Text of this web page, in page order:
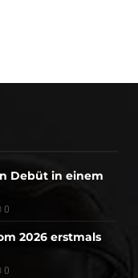
Debüt in einem
0
2026 erstmals
0